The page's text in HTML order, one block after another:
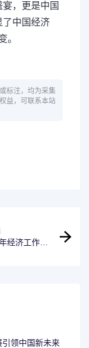
，更是中国
了中国经济
。
标注，均为采集
益，可联系本站
经济工作重
领中国新未来